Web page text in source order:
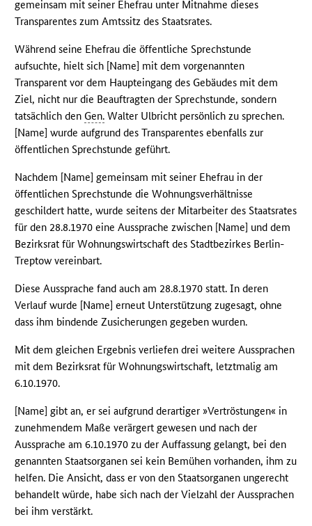
gemeinsam mit seiner Ehefrau unter Mitnahme dieses
Transparentes zum Amtssitz des Staatsrates.
Während seine Ehefrau die öffentliche Sprechstunde
aufsuchte, hielt sich [Name] mit dem vorgenannten
Transparent vor dem Haupteingang des Gebäudes mit dem
Ziel, nicht nur die Beauftragten der Sprechstunde, sondern
tatsächlich den Gen. Walter Ulbricht persönlich zu sprechen.
[Name] wurde aufgrund des Transparentes ebenfalls zur
öffentlichen Sprechstunde geführt.
Nachdem [Name] gemeinsam mit seiner Ehefrau in der
öffentlichen Sprechstunde die Wohnungsverhältnisse
geschildert hatte, wurde seitens der Mitarbeiter des Staatsrates
für den 28.8.1970 eine Aussprache zwischen [Name] und dem
Bezirksrat für Wohnungswirtschaft des Stadtbezirkes Berlin-
Treptow vereinbart.
Diese Aussprache fand auch am 28.8.1970 statt. In deren
Verlauf wurde [Name] erneut Unterstützung zugesagt, ohne
dass ihm bindende Zusicherungen gegeben wurden.
Mit dem gleichen Ergebnis verliefen drei weitere Aussprachen
mit dem Bezirksrat für Wohnungswirtschaft, letztmalig am
6.10.1970.
[Name] gibt an, er sei aufgrund derartiger »Vertröstungen« in
zunehmendem Maße verärgert gewesen und nach der
Aussprache am 6.10.1970 zu der Auffassung gelangt, bei den
genannten Staatsorganen sei kein Bemühen vorhanden, ihm zu
helfen. Die Ansicht, dass er von den Staatsorganen ungerecht
behandelt würde, habe sich nach der Vielzahl der Aussprachen
bei ihm verstärkt.